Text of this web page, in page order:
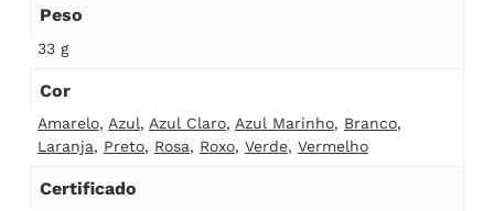
Peso
33 g
Cor
Amarelo, Azul, Azul Claro, Azul Marinho, Branco,
Laranja, Preto, Rosa, Roxo, Verde, Vermelho
Certificado